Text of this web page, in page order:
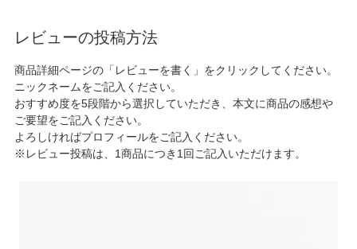
ーワード #キーワードキーワード #キーワ #キー
レビューの投稿方法
商品詳細ページの「レビューを書く」をクリックしてください。
ニックネームをご記入ください。
おすすめ度を5段階から選択していただき、本文に商品の感想や
ご要望をご記入ください。
よろしければプロフィールをご記入ください。
※レビュー投稿は、1商品につき1回ご記入いただけます。